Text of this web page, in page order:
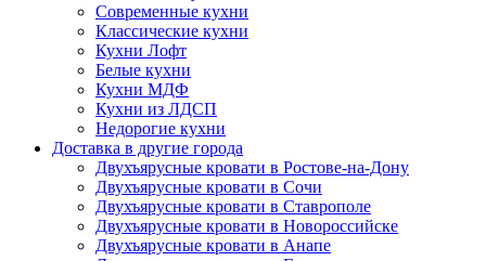
Современные кухни
Классические кухни
Кухни Лофт
Белые кухни
Кухни МДФ
Кухни из ЛДСП
Недорогие кухни
Доставка в другие города
Двухъярусные кровати в Ростове-на-Дону
Двухъярусные кровати в Сочи
Двухъярусные кровати в Ставрополе
Двухъярусные кровати в Новороссийске
Двухъярусные кровати в Анапе